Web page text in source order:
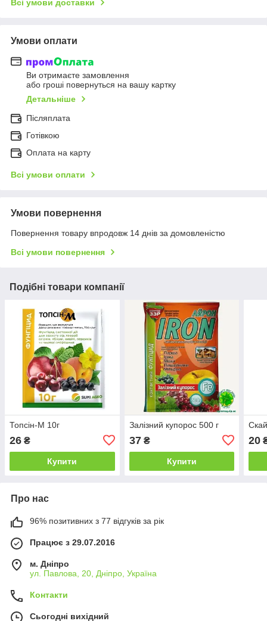
Всі умови доставки
Умови оплати
Ви отримаєте замовлення
або гроші повернуться на вашу картку
Детальніше
Післяплата
Готівкою
Оплата на карту
Всі умови оплати
Умови повернення
Повернення товару впродовж 14 днів за домовленістю
Всі умови повернення
Подібні товари компанії
Топсін-М 10г
26 ₴
Купити
Залізний купорос 500 г
37₴
Купити
20
Про нас
96% позитивних з 77 відгуків за рік
Працює з 29.07.2016
м. Дніпро
ул. Павлова, 20, Дніпро, Україна
Контакти
Сьогодні вихідний